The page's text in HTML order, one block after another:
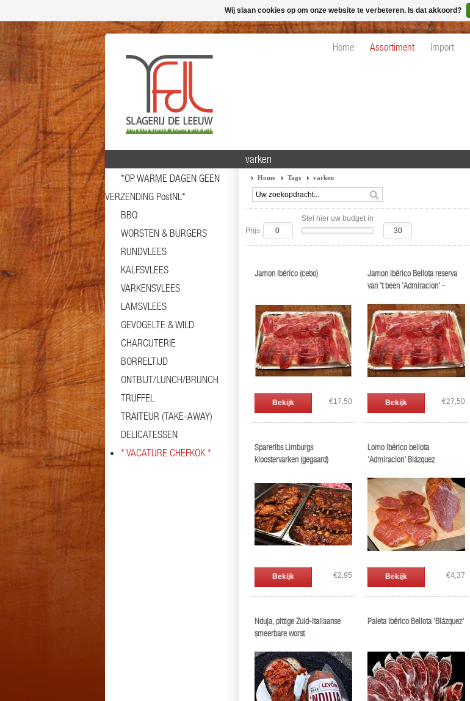
Home Assortiment Import
*OP WARME DAGEN GEEN
VERZENDING PostNL*
BBQ
WORSTEN & BURGERS
RUNDVLEES
KALFSVLEES
VARKENSVLEES
LAMSVLEES
GEVOGELTE & WILD
CHARCUTERIE
BORRELTIJD
ONTBIJT/LUNCH/BRUNCH
TRUFFEL
TRAITEUR (TAKE-AWAY)
DELICATESSEN
* VACATURE CHEFKOK *
varken
Home Tags varken
Stel hier uw budget in
Prijs
Jamon Ibérico (cebo)
Bekijk €17,50
Jamon Ibérico Bellota reserva
van 't been 'Admiracion' -
Bekijk €27,50
Spareribs Limburgs
kloostervarken (gegaard)
Bekijk €2,95
Lomo Ibérico bellota
'Admiracion' Blázquez
Bekijk €4,37
Nduja, pittige Zuid-Italiaanse
smeerbare worst
Paleta Ibérico Bellota 'Blázquez'
Wij slaan cookies op om onze website te verbeteren. Is dat akkoord?